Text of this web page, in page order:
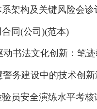
同(公司)(范本)
动书法文化创新：笔